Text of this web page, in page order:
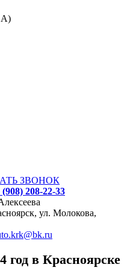
ЗВОНОК
(908) 208-22-33
ул. Молокова,
год в Красноярске